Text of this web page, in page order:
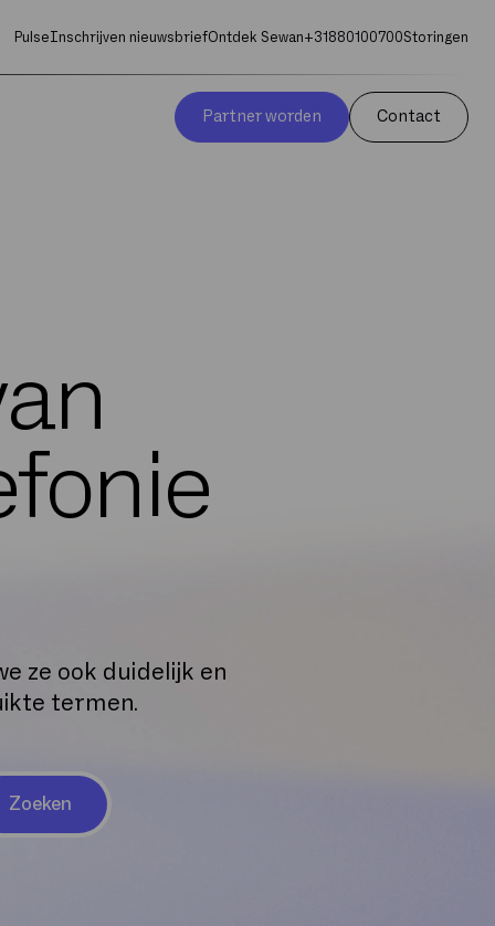
PulseInschrijven nieuwsbriefOntdek Sewan+31880100700Storingen
Partner worden Contact
ze ook duidelijk en
termen.
Zoeken